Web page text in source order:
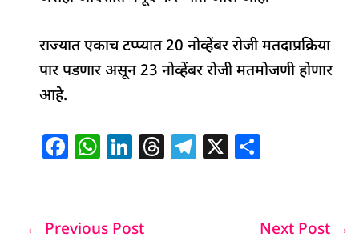
राज्यात एकाच टप्प्यात 20 नोव्हेंबर रोजी मतदाप्रक्रिया
पार पडणार असून 23 नोव्हेंबर रोजी मतमोजणी होणार
आहे.
F
e
W
s
Li
e
T T X
e
← Previous Post Next Post →